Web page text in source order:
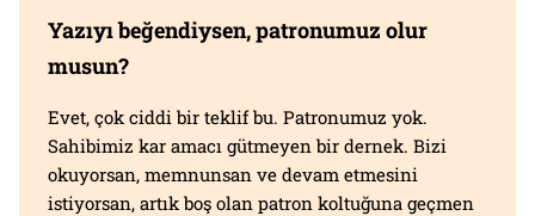
Yazıyı beğendiysen, patronumuz olur
musun?
Evet, çok ciddi bir teklif bu. Patronumuz yok.
Sahibimiz kar amacı gütmeyen bir dernek. Bizi
okuyorsan, memnunsan ve devam etmesini
istiyorsan, artık boş olan patron koltuğuna geçmen